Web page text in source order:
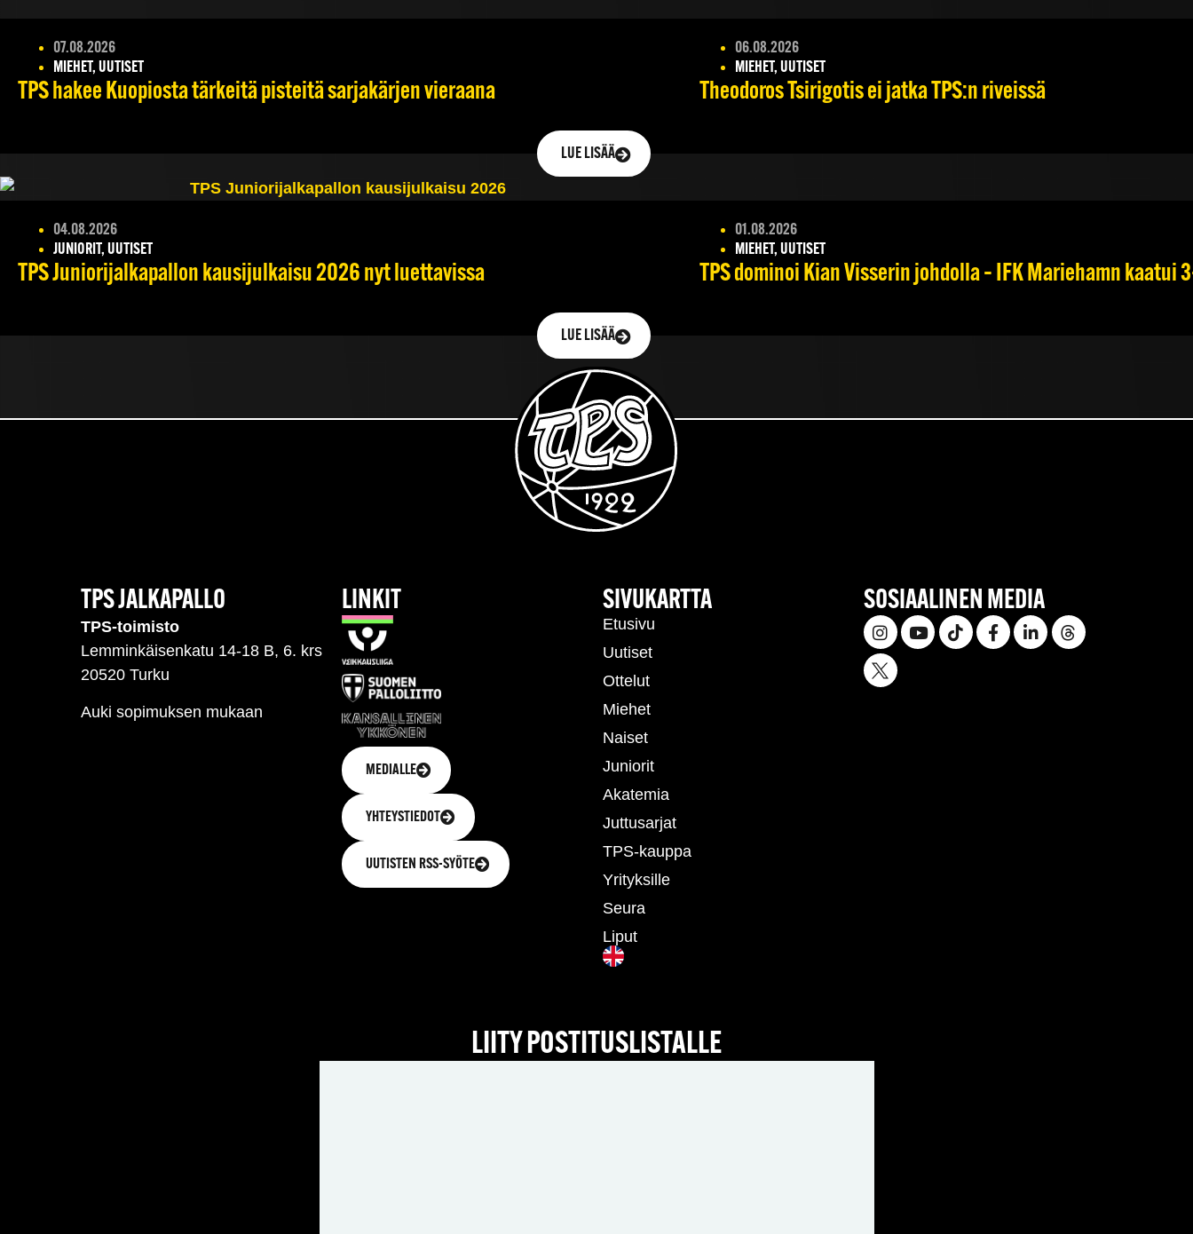
07.08.2026
MIEHET, UUTISET
TPS hakee Kuopiosta tärkeitä pisteitä sarjakärjen vieraana
LUE LISÄÄ
06.08.2026
MIEHET, UUTISET
Theodoros Tsirigotis ei jatka TPS:n riveissä
04.08.2026
JUNIORIT, UUTISET
TPS Juniorijalkapallon kausijulkaisu 2026 nyt luettavissa
LUE LISÄÄ
01.08.2026
MIEHET, UUTISET
TPS dominoi Kian Visserin johdolla – IFK Mariehamn kaatui
TPS JALKAPALLO
TPS-toimisto
Lemminkäisenkatu 14-18 B, 6. krs
20520 Turku
Auki sopimuksen mukaan
LINKIT
MEDIALLE
YHTEYSTIEDOT
UUTISTEN RSS-SYÖTE
SIVUKARTTA
Etusivu
Uutiset
Ottelut
Miehet
Naiset
Juniorit
Akatemia
Juttusarjat
TPS-kauppa
Yrityksille
Seura
Liput
SOSIAALINEN MEDIA
LIITY POSTITUSLISTALLE